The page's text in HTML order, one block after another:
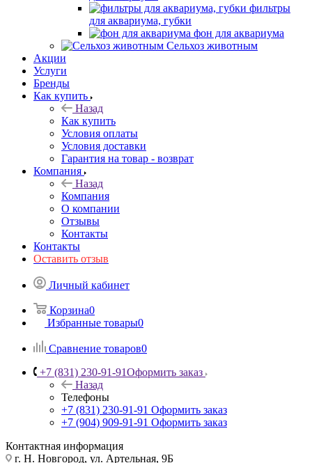
фильтры
для аквариума, губки
фон для аквариума
Сельхоз животным
Акции
Услуги
Бренды
Как купить
Назад
Как купить
Условия оплаты
Условия доставки
Гарантия на товар - возврат
Компания
Назад
Компания
О компании
Отзывы
Контакты
Контакты
Оставить отзыв
Личный кабинет
Корзина0
Избранные товары0
Сравнение товаров0
+7 (831) 230-91-91Оформить заказ
Назад
Телефоны
+7 (831) 230-91-91 Оформить заказ
+7 (904) 909-91-91 Оформить заказ
Контактная информация
г. Н. Новгород, ул. Артельная, 9Б